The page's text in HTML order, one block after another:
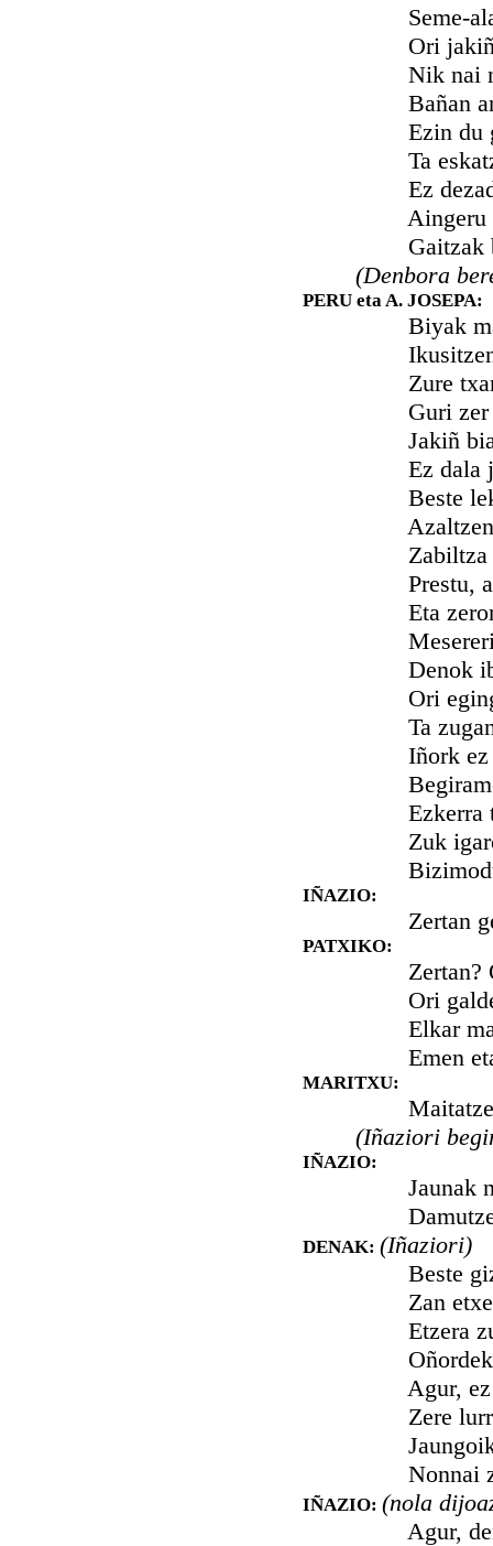
Seme-
Ori jakiñik,
Nik nai
Bañan
Ezin du
Ta eskatzen
Ez
Aingeru
Gaitzak
(Denbora
PERU eta A. JOSEPA:
Biyak
Ikusitzen
Zure
Guri zer
Jakiñ biazu
Ez dala
Beste
Azaltzen du
Zabiltza
Prestu, al
Eta zerorrek
Mesererik
Denok ibilli
Ori egingo
Ta
Iñork ez
Ezkerra ta
Zuk igaroko
IÑAZIO:
Zertan
PATXIKO:
Zertan?
Ori
Elkar
Emen eta
MARITXU:
Maitatzen
(Iñaziori
IÑAZIO:
Jaunak nai
Damutzea
DENAK: (Iñaziori)
Beste
Zan etxe-
Etzera zu
Oñordeko
Agur, ez
Zere lurrik
Nonnai
IÑAZIO: (nola
Agur,